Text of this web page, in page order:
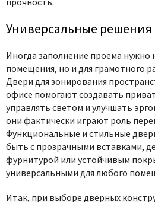
Универсальные
Иногда заполнение проема нужно
помещения, но и для грамотного
Двери для зонирования
офисе помогают создавать
управлять светом и улучшать
они фактически играют роль
Функциональные и стильные
быть с прозрачными вставками,
фурнитурой или устойчивым
универсальными для любого
Итак, при выборе дверных